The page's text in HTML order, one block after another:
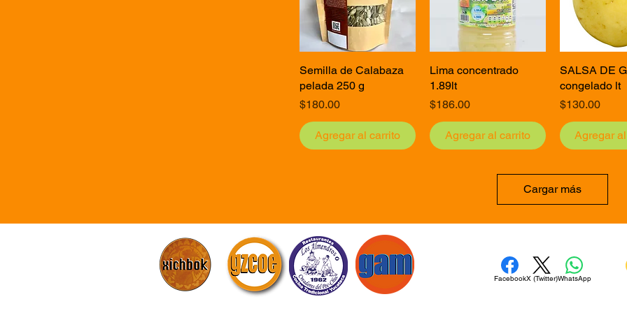
Vista rápida
Semilla de Calabaza
pelada 250 g
Precio
$180.00
Agregar al carrito
Vista rápida
Lima concentrado
1.89lt
Precio
$186.00
Agregar al carrito
Vista
SALSA DE
congelado lt
Precio
$130.00
Agregar
Cargar más
FacebookX (Twitter)WhatsApp